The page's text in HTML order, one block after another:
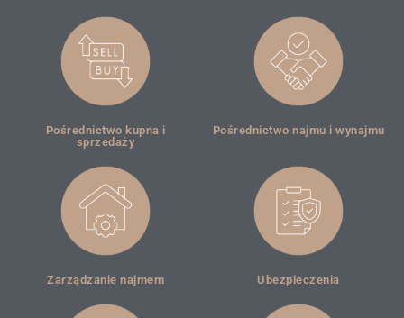
Pośrednictwo kupna i
sprzedaży
Pośrednictwo najmu i wynajmu
Zarządzanie najmem Ubezpieczenia